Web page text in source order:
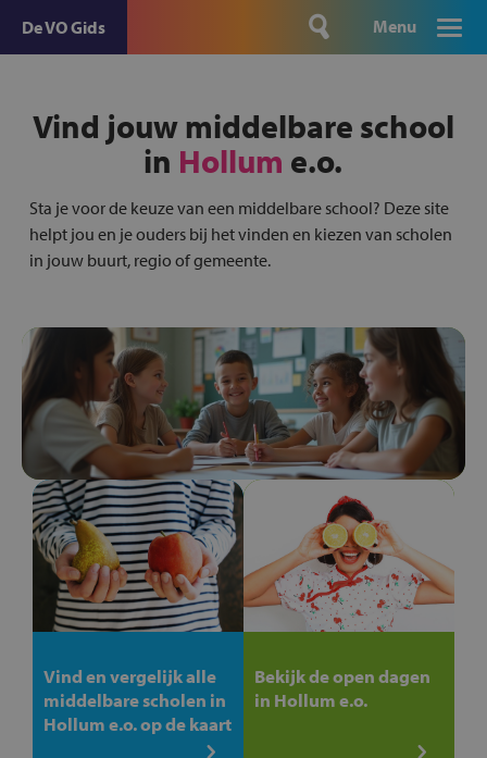
De VO Gids Menu
Vind jouw middelbare school
in Hollum e.o.
Sta je voor de keuze van een middelbare school? Deze site
helpt jou en je ouders bij het vinden en kiezen van scholen
in jouw buurt, regio of gemeente.
Vind en vergelijk alle
middelbare scholen in
Hollum e.o. op de kaart
Bekijk de open dagen
in Hollum e.o.